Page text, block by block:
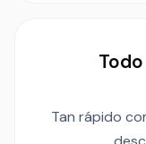
Tan rápido